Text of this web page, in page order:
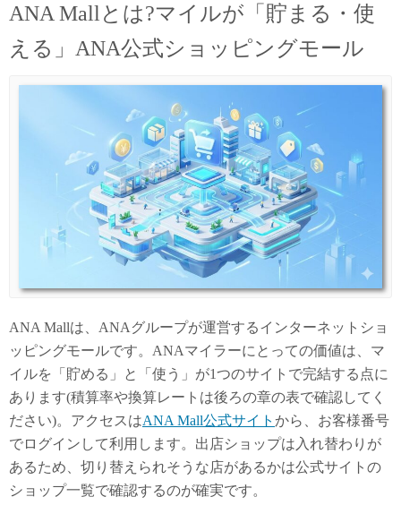
ANA Mallとは?マイルが「貯まる・使
える」ANA公式ショッピングモール
ANA Mallは、ANAグループが運営するインターネットショ
ッピングモールです。ANAマイラーにとっての価値は、マ
イルを「貯める」と「使う」が1つのサイトで完結する点に
あります(積算率や換算レートは後ろの章の表で確認してく
ださい)。アクセスはANA Mall公式サイト から、お客様番号
でログインして利用します。出店ショップは入れ替わりが
あるため、切り替えられそうな店があるかは公式サイトの
ショップ一覧で確認するのが確実です。